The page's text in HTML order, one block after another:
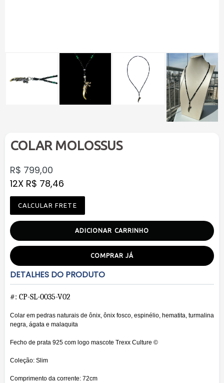
COLAR MOLOSSUS
Preço
normal
R$ 799,00
12X R$ 78,46
CALCULAR FRETE
ADICIONAR CARRINHO
COMPRAR JÁ
DETALHES DO PRODUTO
#: CP-SL-0035-V02
Colar em pedras naturais de ônix, ônix fosco, espinélio, hematita, turmalina
negra, ágata e malaquita
Fecho de prata 925 com logo mascote Trexx Culture ©
Coleção: Slim
Comprimento da corrente: 72cm